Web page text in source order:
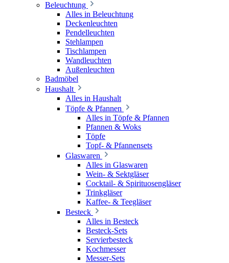
Beleuchtung
Alles in Beleuchtung
Deckenleuchten
Pendelleuchten
Stehlampen
Tischlampen
Wandleuchten
Außenleuchten
Badmöbel
Haushalt
Alles in Haushalt
Töpfe & Pfannen
Alles in Töpfe & Pfannen
Pfannen & Woks
Töpfe
Topf- & Pfannensets
Glaswaren
Alles in Glaswaren
Wein- & Sektgläser
Cocktail- & Spirituosengläser
Trinkgläser
Kaffee- & Teegläser
Besteck
Alles in Besteck
Besteck-Sets
Servierbesteck
Kochmesser
Messer-Sets